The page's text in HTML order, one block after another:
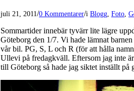
juli 21, 2011/0 Kommentarer/i Blogg Foto
Sommartider innebär tyvärr lite lägre
Göteborg den 1/7. Vi hade lämnat
vår bil. PG, S, L och R (för att hålla
Ullevi på fredagkväll. Eftersom jag inte
till Göteborg så hade jag siktet inställt på